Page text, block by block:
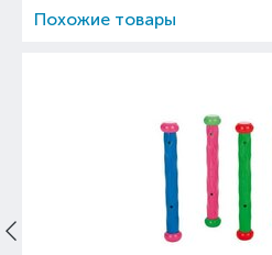
Похожие товары